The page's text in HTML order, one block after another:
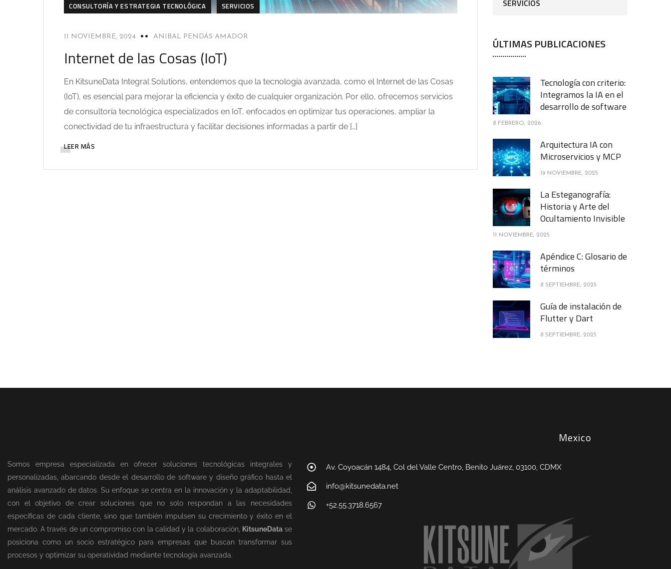
CONSULTORÍA Y ESTRATEGIA TECNOLÓGICA SERVICIOS
11 NOVIEMBRE, 2024 ANIBAL PENDÁS AMADOR
Internet de las Cosas (IoT)
En KitsuneData Integral Solutions, entendemos que la tecnología avanzada, como el Internet de las Cosas
(IoT), es esencial para mejorar la eficiencia y éxito de cualquier organización. Por ello, ofrecemos servicios
de consultoría tecnológica especializados en IoT, enfocados en optimizar tus operaciones, ampliar la
conectividad de tu infraestructura y facilitar decisiones informadas a partir de […]
LEER MÁS
SERVICIOS
ÚLTIMAS PUBLICACIONES
Tecnología con criterio:
Integramos la IA en el
desarrollo de software
8 FEBRERO, 2026
Arquitectura IA con
Microservicios y MCP
19 NOVIEMBRE, 2025
La Esteganografía:
Historia y Arte del
Ocultamiento Invisible
11 NOVIEMBRE, 2025
Apéndice C: Glosario de
términos
8 SEPTIEMBRE, 2025
Guía de instalación de
Flutter y Dart
8 SEPTIEMBRE, 2025
Somos empresa especializada en ofrecer soluciones tecnológicas integrales y
personalizadas, abarcando desde el desarrollo de software y diseño gráfico hasta el
análisis avanzado de datos. Su enfoque se centra en la innovación y la adaptabilidad,
con el objetivo de crear soluciones que no solo respondan a las necesidades
específicas de cada cliente, sino que también impulsen su crecimiento y éxito en el
mercado. A través de un compromiso con la calidad y la colaboración, KitsuneDatase
posiciona como un socio estratégico para empresas que buscan transformar sus
procesos y optimizar su operatividad mediante tecnología avanzada.
Mexico
Av. Coyoacán 1484, Col del Valle Centro, Benito Juárez, 03100, CDMX
info@kitsunedata.net
+52.55.3718.6567